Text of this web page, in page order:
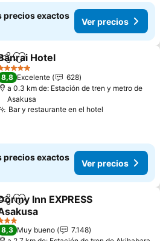
precios exactos
Ver precios
Agregar a favoritos
Hotel
Estrellas
8,8 Excelente
628
a 0.3 km de: Estación de tren y metro de
Asakusa
Bar y restaurante en el hotel
precios exactos
Ver precios
Agregar a favoritos
Inn EXPRESS
Estrellas
8,3 Muy bueno
7.148